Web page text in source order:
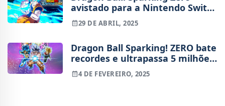
avistado para a Nintendo Switch
2 29 DE ABRIL, 2025
Dragon Ball Sparking! ZERO bate
recordes e ultrapassa 5 milhões
de cópias vendidas
4 DE FEVEREIRO, 2025